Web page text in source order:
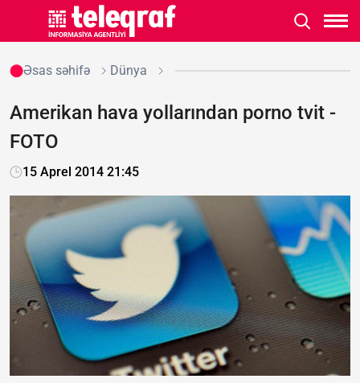
Əsas səhifə Dünya
Amerikan hava yollarından porno tvit -
FOTO
15 Aprel 2014 21:45